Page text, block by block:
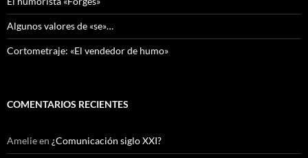
Algunos valores de «se»…
Cortometraje: «El vendedor de humo»
COMENTARIOS RECIENTES
Amelieen ¿Comunicación siglo XXI?